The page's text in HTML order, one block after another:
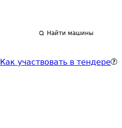
Найти машины
Как участвовать в тендере